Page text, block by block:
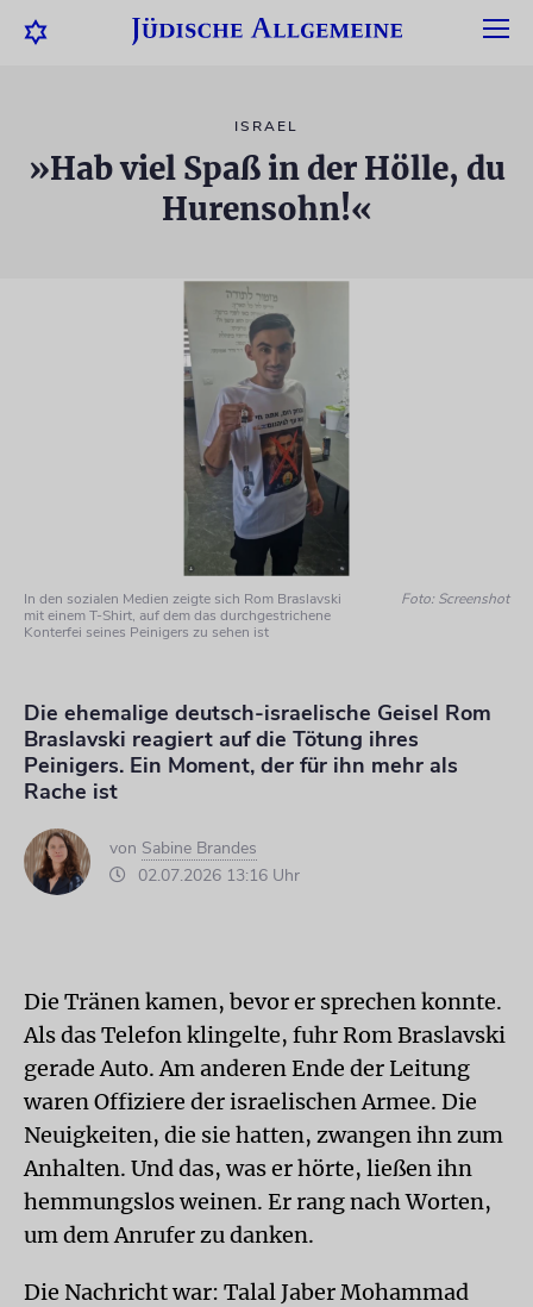
ISRAEL
»Hab viel Spaß in der Hölle, du
Hurensohn!«
In den sozialen Medien zeigte sich Rom Braslavski
mit einem T-Shirt, auf dem das durchgestrichene
Konterfei seines Peinigers zu sehen ist
Foto: Screenshot
Die ehemalige deutsch-israelische Geisel Rom
Braslavski reagiert auf die Tötung ihres
Peinigers. Ein Moment, der für ihn mehr als
Rache ist
von Sabine Brandes
02.07.2026 13:16 Uhr
Die Tränen kamen, bevor er sprechen konnte.
Als das Telefon klingelte, fuhr Rom Braslavski
gerade Auto. Am anderen Ende der Leitung
waren Offiziere der israelischen Armee. Die
Neuigkeiten, die sie hatten, zwangen ihn zum
Anhalten. Und das, was er hörte, ließen ihn
hemmungslos weinen. Er rang nach Worten,
um dem Anrufer zu danken.
Die Nachricht war: Talal Jaber Mohammad